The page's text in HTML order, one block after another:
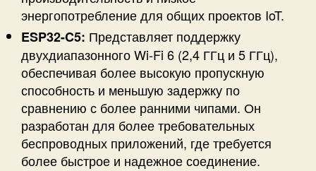
энергопотребление для общих проектов IoT.
ESP32-C5: Представляет поддержку
двухдиапазонного Wi-Fi 6 (2,4 ГГц и 5 ГГц),
обеспечивая более высокую пропускную
способность и меньшую задержку по
сравнению с более ранними чипами. Он
разработан для более требовательных
беспроводных приложений, где требуется
более быстрое и надежное соединение.